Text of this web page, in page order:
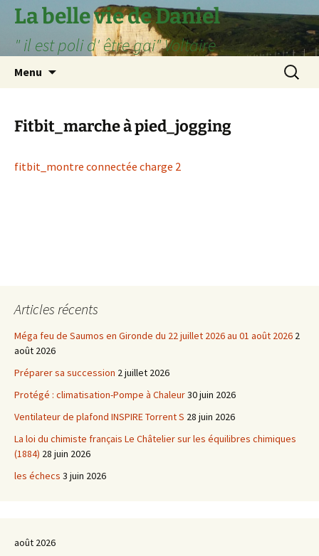
Aller
contenu
La belle vie de Daniel
" il est poli d' être gai" Voltaire
Menu
Fitbit_marche à pied_jogging
fitbit_montre connectée charge 2
Articles récents
Méga feu de Saumos en Gironde du 22 juillet 2026 au 01 août 2026 2
août 2026
Préparer sa succession 2 juillet 2026
Protégé : climatisation-Pompe à Chaleur30 juin 2026
Ventilateur de plafond INSPIRE Torrent S 28 juin 2026
La loi du chimiste français Le Châtelier sur les équilibres chimiques
(1884) 28 juin 2026
les échecs 3 juin 2026
août 2026